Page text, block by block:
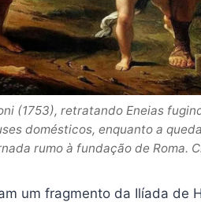
(1753), retratando Eneias
domésticos, enquanto a
rumo à fundação de Roma.
um fragmento da Ilíada de